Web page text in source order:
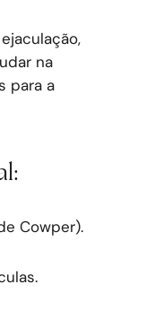
na
para a
Cowper).